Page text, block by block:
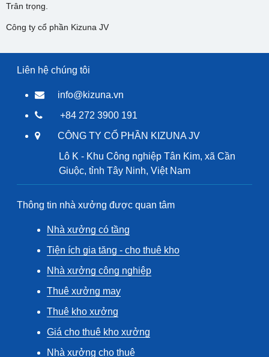
Trân trọng.
Công ty cổ phần Kizuna JV
Liên hệ chúng tôi
info@kizuna.vn
+84 272 3900 191
CÔNG TY CỔ PHẦN KIZUNA JV
Lô K - Khu Công nghiệp Tân Kim, xã Cần
Giuộc, tỉnh Tây Ninh, Việt Nam
Thông tin nhà xưởng được quan tâm
Nhà xưởng có tầng
Tiện ích gia tăng - cho thuê kho
Nhà xưởng công nghiệp
Thuê xưởng may
Thuê kho xưởng
Giá cho thuê kho xưởng
Nhà xưởng cho thuê